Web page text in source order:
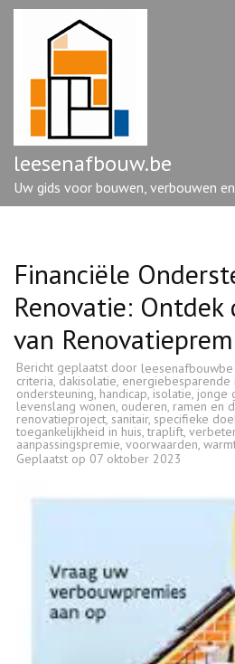
Ga
enter)
leesenafbouw.be
Uw gids voor bouwen, verbouwen
Financiële
Renovatie: Ontdek
van
Bericht geplaatst door leesenafbouwbe
criteria, dakisolatie, energiebesparende
ondersteuning, handicap,isolatie, jonge
levenslang wonen, ouderen, ramen en
renovatieproject, sanitair, specifieke
toegankelijkheid in huis,traplift,
aanpassingspremie, voorwaarden,
Geplaatst op 07 oktober 2023